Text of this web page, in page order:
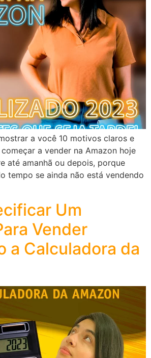
a você 10 motivos claros e
a vender na Amazon hoje
até amanhã ou depois, porque
tempo se ainda não está vendendo
Um
Vender
a Calculadora da